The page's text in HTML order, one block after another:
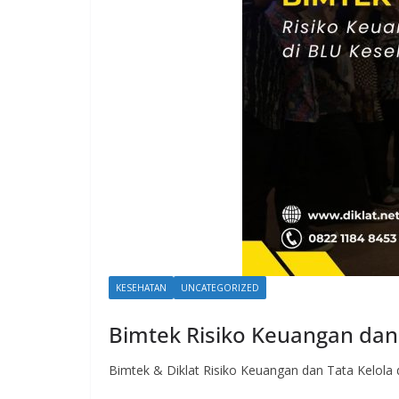
KESEHATAN UNCATEGORIZED
Bimtek Risiko Keuangan
Bimtek & Diklat Risiko Keuangan dan Tata